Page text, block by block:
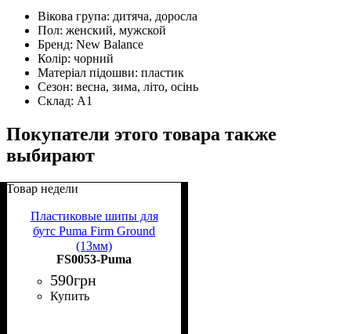
Вікова група: дитяча, доросла
Пол: женский, мужской
Бренд: New Balance
Колір: чорний
Матеріал підошви: пластик
Сезон: весна, зима, літо, осінь
Склад: А1
Покупатели этого товара также
выбирают
Товар недели
Пластиковые шипы для
бутс Puma Firm Ground
(13мм)
FS0053-Puma
590грн
Купить